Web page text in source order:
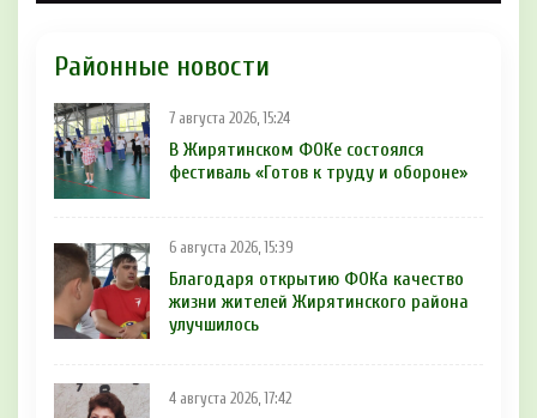
Районные новости
7 августа 2026, 15:24
В Жирятинском ФОКе состоялся
фестиваль «Готов к труду и обороне»
6 августа 2026, 15:39
Благодаря открытию ФОКа качество
жизни жителей Жирятинского района
улучшилось
4 августа 2026, 17:42